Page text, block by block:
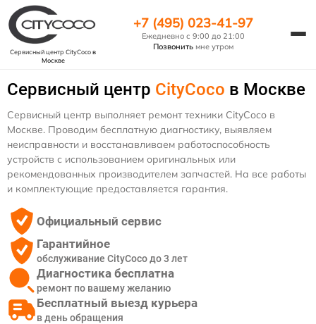
Сервисный центр CityCocoв
Москве
+7 (495) 023-41-97
Ежедневно с 9:00 до 21:00
Позвонить мне утром
Сервисный центр CityCoco в Москве
Сервисный центр выполняет ремонт техники CityCoco в
Москве. Проводим бесплатную диагностику, выявляем
неисправности и восстанавливаем работоспособность
устройств с использованием оригинальных или
рекомендованных производителем запчастей. На все работы
и комплектующие предоставляется гарантия.
Официальный сервис
Гарантийное
обслуживание CityCoco до 3 лет
Диагностика бесплатна
ремонт по вашему желанию
Бесплатный выезд курьера
в день обращения